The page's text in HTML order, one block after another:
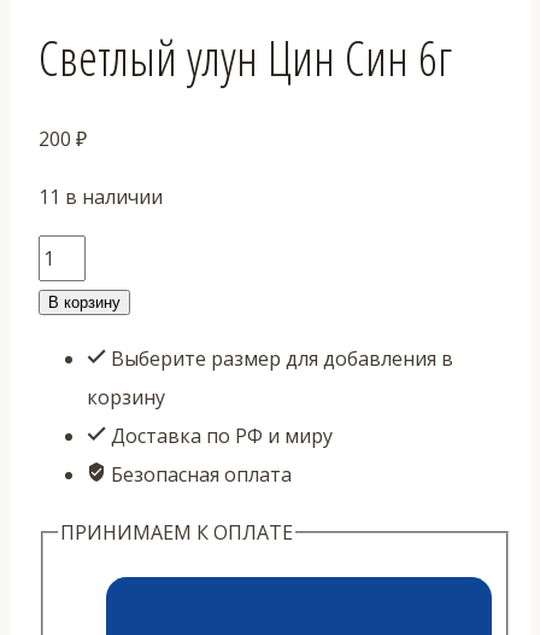
Светлый улун Цин Син 6г
200 ₽
11 в наличии
Количество
товара
улун
Син
В корзину
Выберите размер для добавления в
корзину
Доставка по РФ и миру
Безопасная оплата
ПРИНИМАЕМ К ОПЛАТЕ